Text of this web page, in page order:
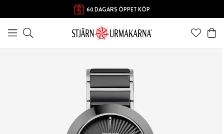
60 DAGARS ÖPPET KÖP